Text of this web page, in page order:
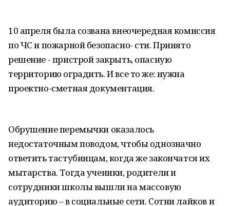
10 апреля была созвана внеочередная комиссия
по ЧС и пожарной безопасно- сти. Принято
решение - пристрой закрыть, опасную
территорию оградить. И все то же: нужна
проектно-сметная документация.
Обрушение перемычки оказалось
недостаточным поводом, чтобы однозначно
ответить тастубинцам, когда же закончатся их
мытарства. Тогда ученики, родители и
сотрудники школы вышли на массовую
аудиторию – в социальные сети. Сотни лайков и